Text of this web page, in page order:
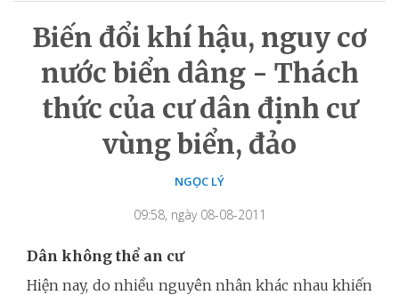
Biến đổi khí hậu, nguy cơ
nước biển dâng - Thách
thức của cư dân định cư
vùng biển, đảo
NGỌC LÝ
09:58, ngày 08-08-2011
Dân không thể an cư
Hiện nay, do nhiều nguyên nhân khác nhau khiến